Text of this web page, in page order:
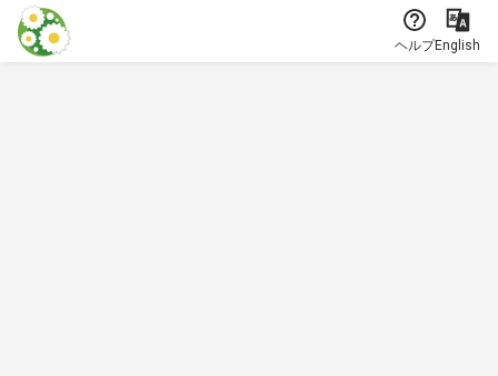
本文に飛ぶ
ヘルプEnglish